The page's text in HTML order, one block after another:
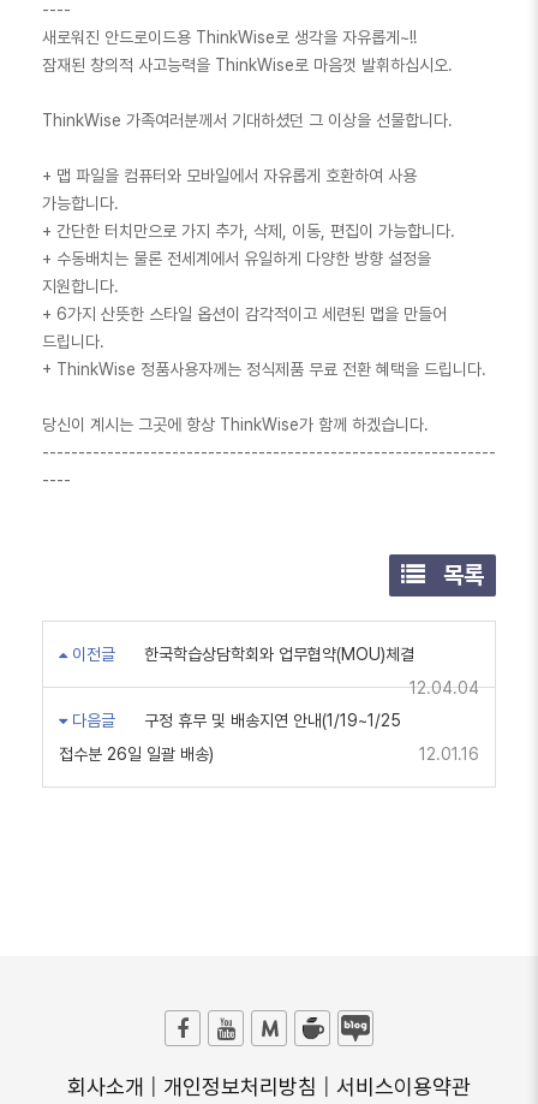
----
새로워진 안드로이드용 ThinkWise로 생각을 자유롭게~!!
잠재된 창의적 사고능력을 ThinkWise로 마음껏 발휘하십시오.
ThinkWise 가족여러분께서 기대하셨던 그 이상을 선물합니다.
+ 맵 파일을 컴퓨터와 모바일에서 자유롭게 호환하여 사용
가능합니다.
+ 간단한 터치만으로 가지 추가, 삭제, 이동, 편집이 가능합니다.
+ 수동배치는 물론 전세계에서 유일하게 다양한 방향 설정을
지원합니다.
+ 6가지 산뜻한 스타일 옵션이 감각적이고 세련된 맵을 만들어
드립니다.
+ ThinkWise 정품사용자께는 정식제품 무료 전환 혜택을 드립니다.
당신이 계시는 그곳에 항상 ThinkWise가 함께 하겠습니다.
---------------------------------------------------------------
----
목록
이전글
한국학습상담학회와 업무협약(MOU)체결
12.04.04
다음글
구정 휴무 및 배송지연 안내(1/19~1/25
접수분 26일 일괄 배송)
12.01.16
회사소개 개인정보처리방침 서비스이용약관